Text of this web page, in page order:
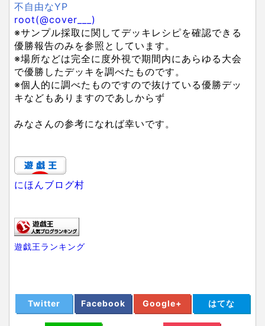
不自由なYP
root(@cover___)
※サンプル採取に関してデッキレシピを確認できる
優勝報告のみを参照としています。
※場所などは完全に度外視で期間内にあらゆる大会
で優勝したデッキを調べたものです。
※個人的に調べたものですので抜けている優勝デッ
キなどもありますのであしからず
みなさんの参考になれば幸いです。
にほんブログ村
遊戯王ランキング
Twitter Facebook Google+ はてな